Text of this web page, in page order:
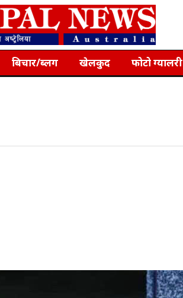
बिचार/ब्लग खेलकुद फोटो ग्यालरी